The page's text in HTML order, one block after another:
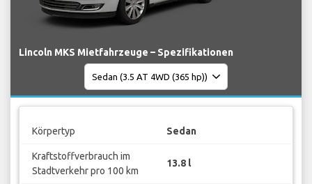
Lincoln MKS Mietfahrzeuge – Spezifikationen
Körpertyp Sedan
Kraftstoffverbrauch im
Stadtverkehr pro 100 km
13.8 l